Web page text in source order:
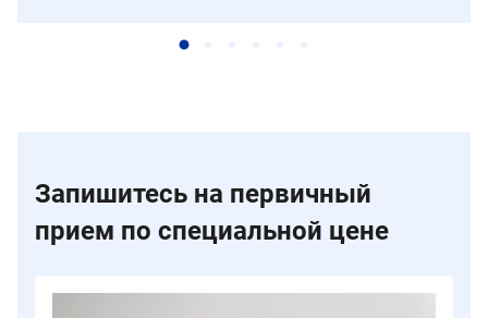
Запишитесь на первичный
прием по специальной цене